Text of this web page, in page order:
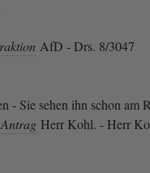
AfD - Drs. 8/3047
- Sie sehen ihn schon am
Antrag Herr Kohl. - Herr